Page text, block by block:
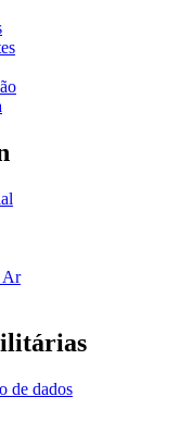
Ar
de dados